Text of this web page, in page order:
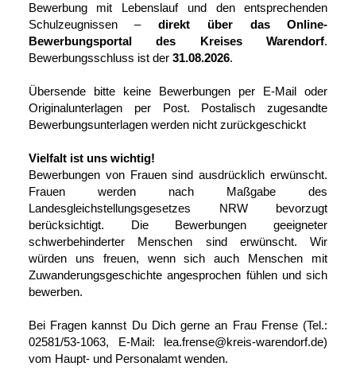
Bewerbung mit Lebenslauf und den entsprechenden
Schulzeugnissen –direkt über das Online-
Bewerbungsportal des Kreises Warendorf.
Bewerbungsschluss ist der 31.08.2026.
Übersende bitte keine Bewerbungen per E-Mail oder
Originalunterlagen per Post. Postalisch zugesandte
Bewerbungsunterlagen werden nicht zurückgeschickt
Vielfalt ist uns wichtig!
Bewerbungen von Frauen sind ausdrücklich erwünscht.
Frauen werden nach Maßgabe des
Landesgleichstellungsgesetzes NRW bevorzugt
berücksichtigt. Die Bewerbungen geeigneter
schwerbehinderter Menschen sind erwünscht. Wir
würden uns freuen, wenn sich auch Menschen mit
Zuwanderungsgeschichte angesprochen fühlen und sich
bewerben.
Bei Fragen kannst Du Dich gerne an Frau Frense (Tel.:
02581/53-1063, E-Mail: lea.frense@kreis-warendorf.de)
vom Haupt- und Personalamt wenden.